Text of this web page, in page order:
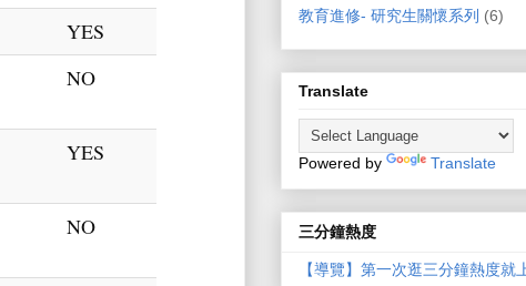
YES
NO
YES
NO
教育進修- 研究生關懷系列 (6)
Translate
Powered by Translate
三分鐘熱度
【導覽】第一次逛三分鐘熱度就